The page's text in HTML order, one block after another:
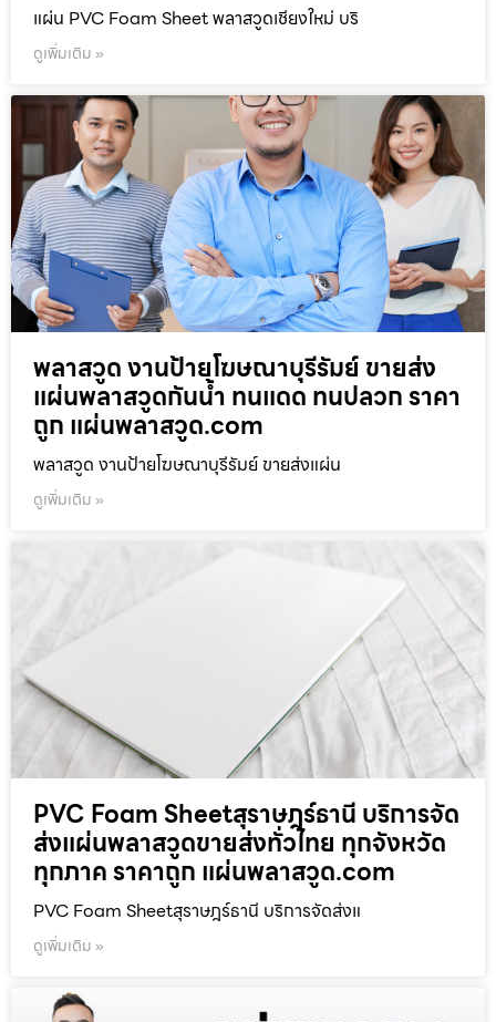
แผ่น PVC Foam Sheet พลาสวูดเชียงใหม่ บริ
ดูเพิ่มเติม »
พลาสวูด งานป้ายโฆษณาบุรีรัมย์ ขายส่ง
แผ่นพลาสวูดกันน้ำ ทนแดด ทนปลวก ราคา
ถูก แผ่นพลาสวูด.com
พลาสวูด งานป้ายโฆษณาบุรีรัมย์ ขายส่งแผ่น
ดูเพิ่มเติม »
PVC Foam Sheetสุราษฎร์ธานี บริการจัด
ส่งแผ่นพลาสวูดขายส่งทั่วไทย ทุกจังหวัด
ทุกภาค ราคาถูก แผ่นพลาสวูด.com
PVC Foam Sheetสุราษฎร์ธานี บริการจัดส่งแ
ดูเพิ่มเติม »